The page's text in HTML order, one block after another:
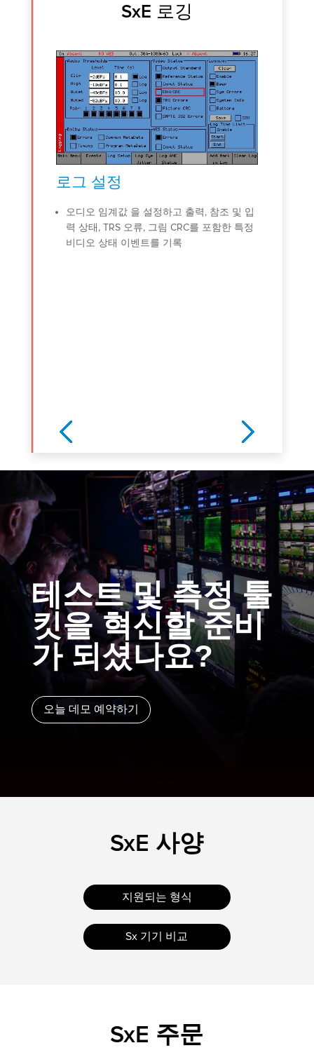
SxE 로깅
로그 설정
오디오 임계값 을 설정하고 출력, 참조 및 입
력 상태, TRS 오류, 그림 CRC를 포함한 특정
비디오 상태 이벤트를 기록
Previous Next
테스트 및 측정 툴
킷을 혁신할 준비
가 되셨나요?
오늘 데모 예약하기
SxE 사양
지원되는 형식
Sx 기기 비교
SxE 주문